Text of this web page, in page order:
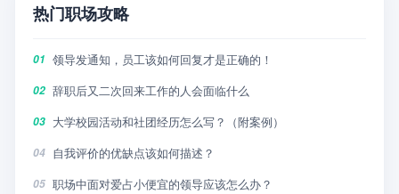
热门职场攻略
01 领导发通知，员工该如何回复才是正确的！
02 辞职后又二次回来工作的人会面临什么
03 大学校园活动和社团经历怎么写？（附案例）
04 自我评价的优缺点该如何描述？
05 职场中面对爱占小便宜的领导应该怎么办？